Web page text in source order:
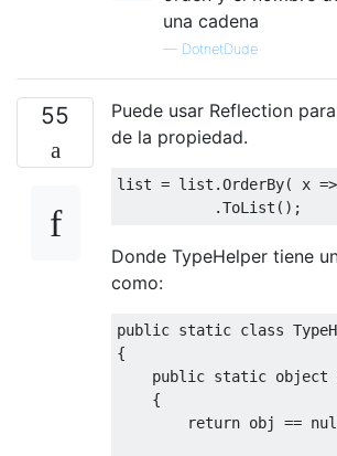
una cadena
— DotnetDude
55
Puede usar Reflection
de la propiedad.
list = list .OrderBy( x =>
.ToList ();
Donde TypeHelper tiene
como:
public static class
{
public static object
{
return obj ==